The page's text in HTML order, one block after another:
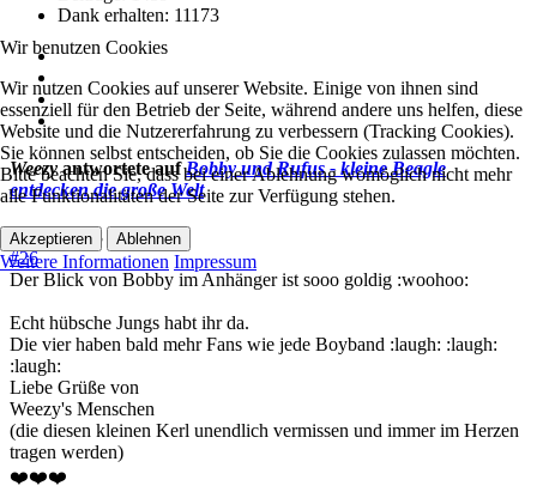
Dank erhalten: 11173
Weezyantwortete aufBobby und Rufus - kleine Beagle
entdecken die große Welt
27 Juli 2018 23:04
#26
Der Blick von Bobby im Anhänger ist sooo goldig :woohoo:
Echt hübsche Jungs habt ihr da.
Die vier haben bald mehr Fans wie jede Boyband :laugh: :laugh:
:laugh:
Liebe Grüße von
Weezy's Menschen
(die diesen kleinen Kerl unendlich vermissen und immer im Herzen
tragen werden)
❤️❤️❤️
Wir benutzen Cookies
Wir nutzen Cookies auf unserer Website. Einige von ihnen sind
essenziell für den Betrieb der Seite, während andere uns helfen, diese
Website und die Nutzererfahrung zu verbessern (Tracking Cookies).
Sie können selbst entscheiden, ob Sie die Cookies zulassen möchten.
Bitte beachten Sie, dass bei einer Ablehnung womöglich nicht mehr
alle Funktionalitäten der Seite zur Verfügung stehen.
Akzeptieren Ablehnen
Weitere Informationen Impressum